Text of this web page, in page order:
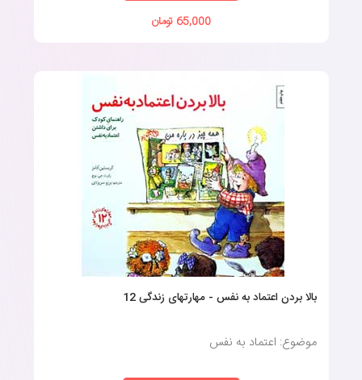
ادبیات کودکان طیف وسیعی از کتاب‌ها را در بر می‌گیرد و فرصت‌های
سنی، باعث شده‌است تا رشد فکری آن‌ها در آینده تضمین شود.
اهمیت این موضوع در این است که وقتی کودکان به مطالعه علاقه
پیدا می‌کنند، این شانس را دارند که افکار عمیق‌تری داشته باشند و
هوش عاطفی آن‌ها تقویت شود.
قصه کتاب
درحقیقت، کتاب‌های قصه متعددی وجود دارد که می‌تواند سن‌های
خاص فرزندان شما را هدف قرار دهد؛ بااین‌حال، تهیه کتاب‌هایی که
ضروری است.
65,000 تومان
بالا بردن اعتماد به نفس - مهارتهای زندگی 12
موضوع: اعتماد به نفس